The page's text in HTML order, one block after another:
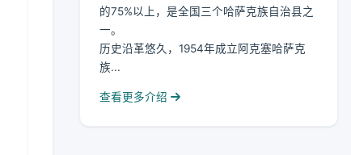
的75%以上，是全国三个哈萨克族自治县之
一。
历史沿革悠久，1954年成立阿克塞哈萨克
族...
查看更多介绍